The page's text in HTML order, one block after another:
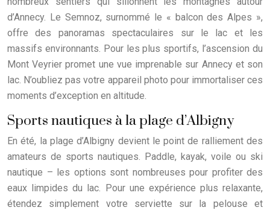
d’Annecy. Le Semnoz, surnommé le « balcon des Alpes »,
offre des panoramas spectaculaires sur le lac et les
massifs environnants. Pour les plus sportifs, l’ascension du
Mont Veyrier promet une vue imprenable sur Annecy et son
lac. N’oubliez pas votre appareil photo pour immortaliser ces
moments d’exception en altitude.
Sports nautiques à la plage d’Albigny
En été, la plage d’Albigny devient le point de ralliement des
amateurs de sports nautiques. Paddle, kayak, voile ou ski
nautique – les options sont nombreuses pour profiter des
eaux limpides du lac. Pour une expérience plus relaxante,
étendez simplement votre serviette sur la pelouse et